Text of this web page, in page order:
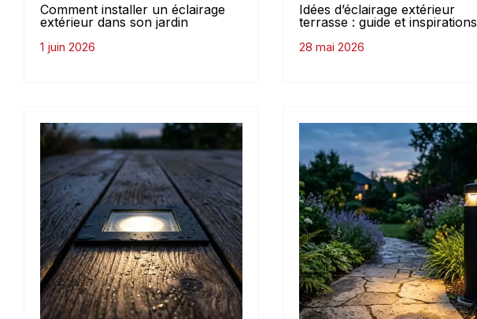
Comment installer un éclairage
extérieur dans son jardin
1 juin 2026
Idées d’éclairage extérieur
terrasse : guide et inspirations
28 mai 2026